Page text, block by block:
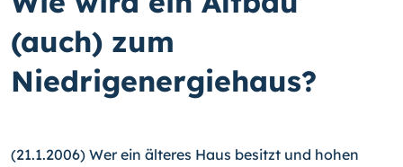
(auch) zum
Niedrigenergiehaus?
(21.1.2006) Wer ein älteres Haus besitzt und hohen